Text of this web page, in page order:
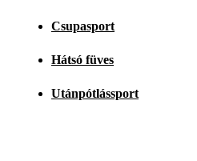
Csupasport
Hátsó füves
Utánpótlássport